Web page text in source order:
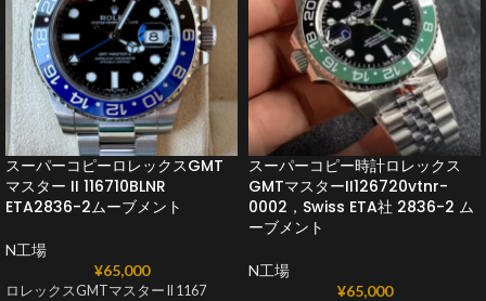
スーパーコピーロレックスGMT
マスター II 116710BLNR
ETA2836-2ムーブメント
N工場
¥65,000
ロレックスGMTマスター II 1167
スーパーコピー時計ロレックス
GMTマスターII126720vtnr-
0002，Swiss ETA社 2836-2 ム
ーブメント
N工場
¥65,000